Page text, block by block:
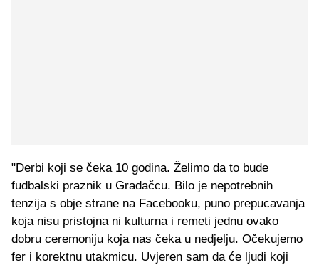
"Derbi koji se čeka 10 godina. Želimo da to bude
fudbalski praznik u Gradačcu. Bilo je nepotrebnih
tenzija s obje strane na Facebooku, puno prepucavanja
koja nisu pristojna ni kulturna i remeti jednu ovako
dobru ceremoniju koja nas čeka u nedjelju. Očekujemo
fer i korektnu utakmicu. Uvjeren sam da će ljudi koji